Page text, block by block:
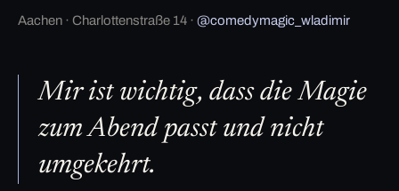
Aachen · Charlottenstraße 14 · @comedymagic_wladimir
Mir ist wichtig, dass die Magie
zum Abend passt und nicht
umgekehrt.